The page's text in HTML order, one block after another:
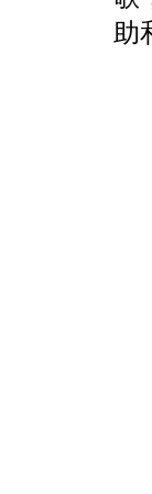
助